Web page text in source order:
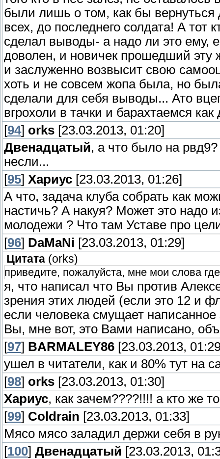
были лишь о том, как бы вернуться
всех, до последнего солдата! А тот
сделал выводы- а надо ли это ему,
доволен, и новичек прошедший эту
и заслуженно возвысит свою
хоть и не совсем жопа была, но
сделали для себя выводы... Ато
вгрохоли в тачки и барахтаемся
[94] orks [23.03.2013, 01:20]
Двенадцатый, а что было на
несли...
[95] Хариус [23.03.2013, 01:26]
А что, задача клуба собрать как
настичь? А накуя? Может это надо
молодежи ? Что там Уставе про
[96] DaMaNi [23.03.2013, 01:29]
Цитата (orks)
приведите, пожалуйста, мне мои слова
я, что написал что Вы против
зрения этих людей (если это 12 и
если человека смущает написанное
Вы, мне вот, это Вами написано,
[97] BARMALEY86 [23.03.2013,
ушел в читатели, как и 80% тут на
[98] orks [23.03.2013, 01:30]
Хариус, как зачем????!!!! а кто же
[99] Coldrain [23.03.2013, 01:33]
Мясо мясо заладил держи себя в
[100] Двенадцатый [23.03.2013,